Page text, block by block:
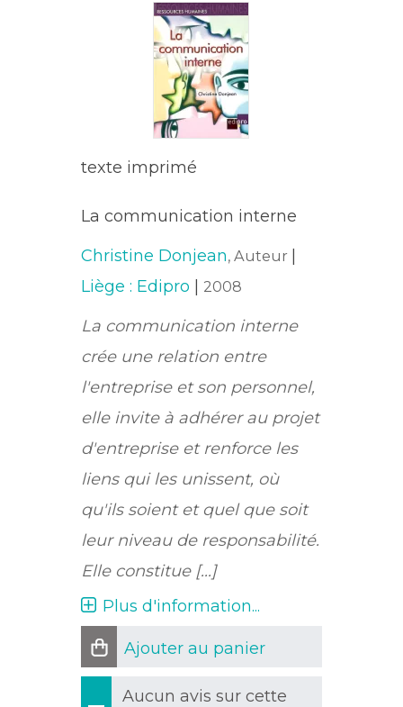
texte imprimé
La communication interne
Christine Donjean, Auteur
Liège : Edipro
2008
La communication interne
crée une relation entre
l'entreprise et son personnel,
elle invite à adhérer au projet
d'entreprise et renforce les
liens qui les unissent, où
qu'ils soient et quel que soit
leur niveau de responsabilité.
Elle constitue [...]
Plus d'information...
Ajouter au panier
Aucun avis sur cette